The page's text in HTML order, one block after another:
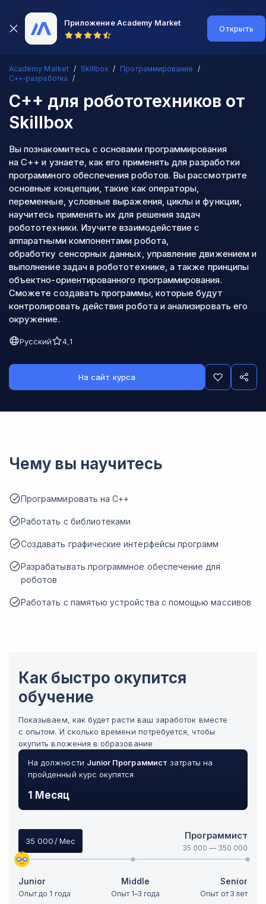
Приложение Academy Market
Открыть
Academy Market Skillbox
Программирование
C++-разработка
C++ для робототехников от
Skillbox
Вы познакомитесь с основами программирования
на C++ и узнаете, как его применять для разработки
программного обеспечения роботов. Вы рассмотрите
основные концепции, такие как операторы,
переменные, условные выражения, циклы и функции,
научитесь применять их для решения задач
робототехники. Изучите взаимодействие с
аппаратными компонентами робота,
обработку сенсорных данных, управление движением и
выполнение задач в робототехнике, а также принципы
объектно-ориентированного программирования.
Сможете создавать программы, которые будут
контролировать действия робота и анализировать его
окружение.
Русский 4,1
На сайт курса
Чему вы научитесь
Программировать на C++
Работать с библиотеками
Создавать графические интерфейсы программ
Разрабатывать программное обеспечение для
роботов
Работать с памятью устройства с помощью массивов
Как быстро окупится
обучение
Показываем, как будет расти ваш заработок вместе
с опытом. И сколько времени потребуется, чтобы
окупить вложения в образование
На должности Junior Программист затраты на
пройденный курс окупятся
1 Месяц
35 000 / Мес Программист
35 000 — 350 000
Junior
Опыт до 1 года
Middle
Опыт 1–3 года
Senior
Опыт от 3 лет